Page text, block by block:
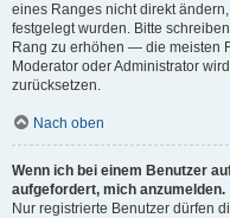
eines Ranges nicht direkt
festgelegt wurden. Bitte
Rang zu erhöhen — die meisten
Moderator oder Administrator
zurücksetzen.
Nach oben
Wenn ich bei einem Benutzer
aufgefordert, mich anzumelden.
Nur registrierte Benutzer dürfen